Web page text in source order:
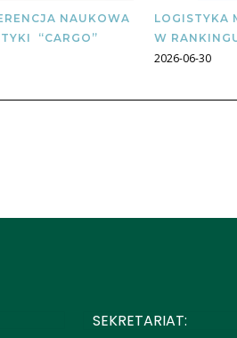
NAUKOWA
“CARGO”
LOGISTYKA
W
2026-06-30
SEKRETARIAT: